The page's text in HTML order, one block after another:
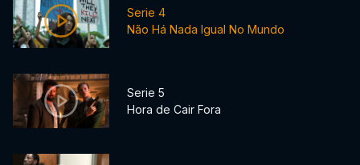
Serie 4
Não Há Nada Igual No Mundo
Serie 5
Hora de Cair Fora